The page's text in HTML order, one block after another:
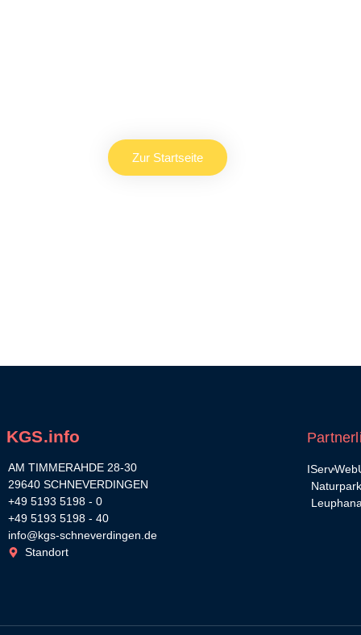
Zur Startseite
KGS.info
AM TIMMERAHDE 28-30
29640 SCHNEVERDINGEN
+49 5193 5198 - 0
+49 5193 5198 - 40
info@kgs-schneverdingen.de
Standort
IServ